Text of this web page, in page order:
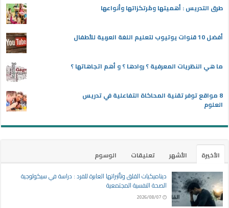
طرق التدريس : أهميتها ومُرتكزاتها وأنواعها
أفضل 10 قنوات يوتيوب لتعليم اللغة العربية للأطفال
ما هي النظريات المعرفية ؟ روادها ؟ و أهم اتجاهاتها ؟
8 مواقع توفر تقنية المحاكاة التفاعلية في تدريس
العلوم
الأخيرة الأشهر تعليقات
الوسوم
ديناميكيات القلق وتأثيراتها العابرة للفرد : دراسة في سيكولوجية
الصحة النفسية المجتمعية
2026/08/07